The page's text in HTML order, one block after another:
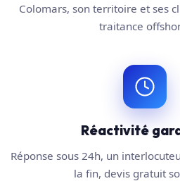
Colomars, son territoire et ses
traitance
Réactivité
Réponse sous 24h, un
la fin, devis gratuit